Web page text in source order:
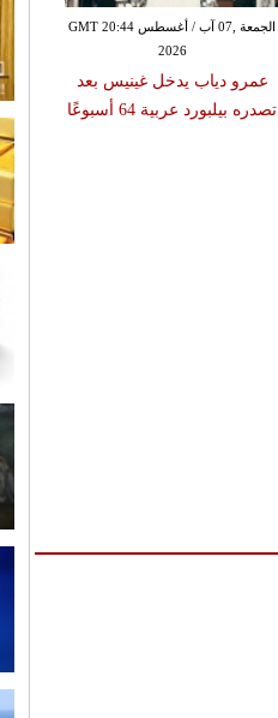
الجمعة ,07 آب / أغسطس GMT 20:44
2026
عمرو دياب يدخل غينيس بعد
تصدره بيلبورد عربية 64 أسبوعًا